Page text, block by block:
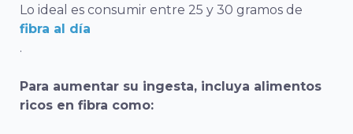
Lo ideal es consumir entre 25 y 30 gramos de
fibra al día
.
Para aumentar su ingesta, incluya alimentos
ricos en fibra como: